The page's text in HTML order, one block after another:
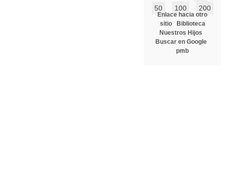
50
100 200
Enlace hacia otro
sitio
Biblioteca
Nuestros Hijos
Buscar en Google
pmb